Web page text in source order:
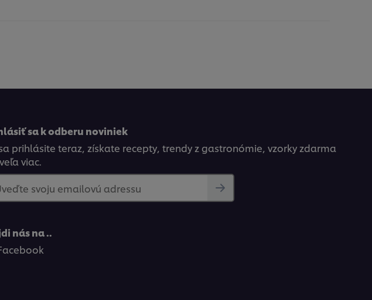
sa k odberu noviniek
prihlásite teraz, získate recepty, trendy z gastronómie, vzorky zdarma
viac.
svoju emailovú adressu
nás na ..